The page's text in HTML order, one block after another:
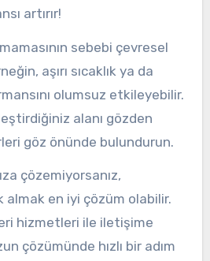
artırır!
sebebi çevresel
aşırı sıcaklık ya da
olumsuz etkileyebilir.
alanı gözden
göz önünde bulundurun.
çözemiyorsanız,
en iyi çözüm olabilir.
hizmetleri ile iletişime
çözümünde hızlı bir adım